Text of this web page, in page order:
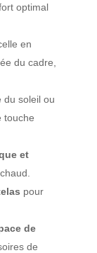
optimal
en
du cadre,
du soleil ou
touche
et
pour
de
de